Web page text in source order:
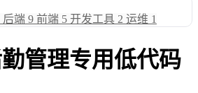
后端 9 前端 5 开发工具 2 运维 1
管理专用低代码